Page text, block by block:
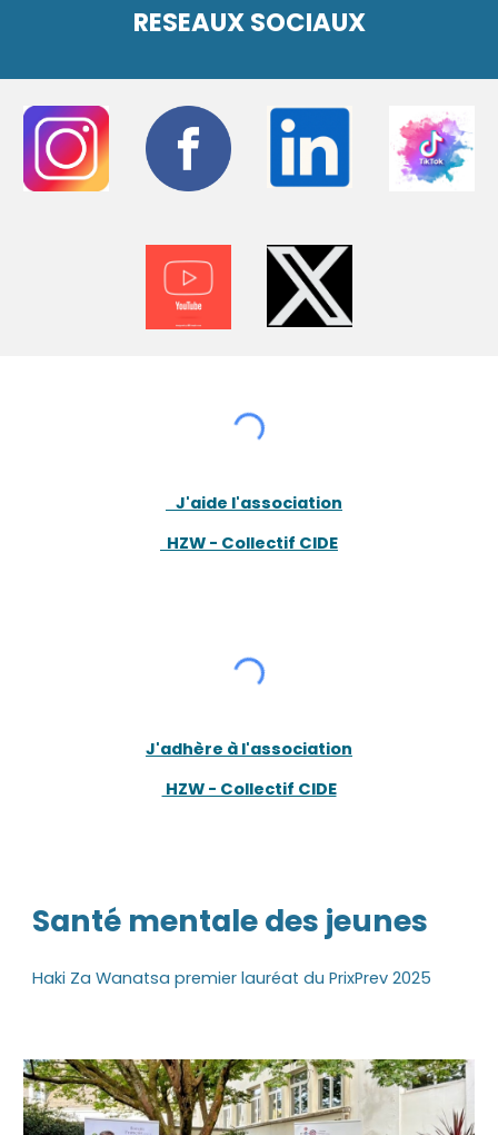
RESEAUX SOCIAUX
J'aide l'association
HZW - Collectif CIDE
J'adhère à l'association
HZW - Collectif CIDE
Santé mentale des jeunes
Haki Za Wanatsa premier lauréat du PrixPrev 2025